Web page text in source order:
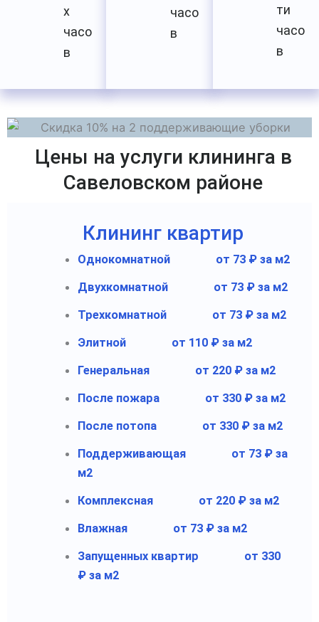
х
часо
в
часо
в
ти
часо
в
Цены на услуги клининга в
Савеловском районе
Клининг квартир
Однокомнатной от 73 ₽ за м2
Двухкомнатной от 73 ₽ за м2
Трехкомнатной от 73 ₽ за м2
Элитной от 110 ₽ за м2
Генеральная от 220 ₽ за м2
После пожара от 330 ₽ за м2
После потопа от 330 ₽ за м2
Поддерживающая
от 73 ₽ за
м2
Комплексная от 220 ₽ за м2
Влажная от 73 ₽ за м2
Запущенных квартир
от 330
₽ за м2